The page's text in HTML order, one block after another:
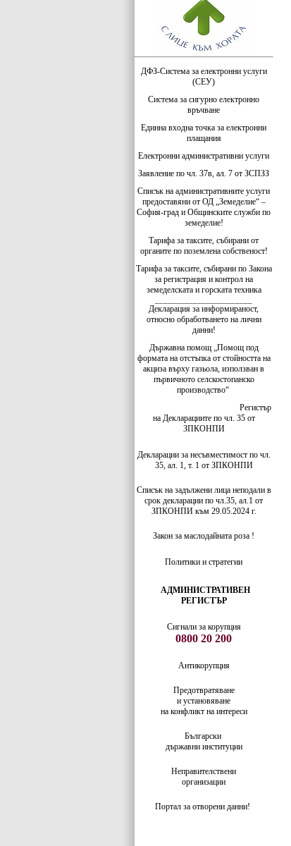
ДФЗ-Система за електронни услуги
(СЕУ)
Система за сигурно електронно
връчване
Единна входна точка за електронни
плащания
Електронни административни услуги
Заявление по чл. 37в, ал. 7 от ЗСПЗЗ
Списък на административните услуги
предоставяни от ОД „Земеделие“ –
София-град и Общинските служби по
земеделие!
Тарифа за таксите, събирани от
органите по поземлена собственост!
Тарифа за таксите, събирани по Закона
за регистрация и контрол на
земеделската и горската техника
Декларация за информираност,
относно обработването на лични
данни!
Държавна помощ „Помощ под
формата на отстъпка от стойността на
акциза върху газьола, използван в
първичното селскостопанско
производство“
Регистър
на Декларациите по чл. 35 от
ЗПКОНПИ
Декларации за несъвместимост по чл.
35, ал. 1, т. 1 от ЗПКОНПИ
Списък на задължени лица неподали в
срок декларации по чл.35, ал.1 от
ЗПКОНПИ към 29.05.2024 г.
Закон за маслодайната роза !
Политики и стратегии
АДМИНИСТРАТИВЕН
РЕГИСТЪР
Сигнали за корупция
0800 20 200
Антикорупция
Предотвратяване
и установяване
на конфликт на интереси
Български
държавни институции
Неправителствени
организации
Портал за отворени данни!